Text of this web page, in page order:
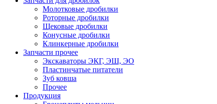
Молотковые дробилки
Роторные дробилки
Щековые дробилки
Конусные дробилки
Клинкерные дробилки
Запчасти прочее
Экскаваторы ЭКГ, ЭШ, ЭО
Пластинчатые питатели
Зуб ковша
Прочее
Продукция